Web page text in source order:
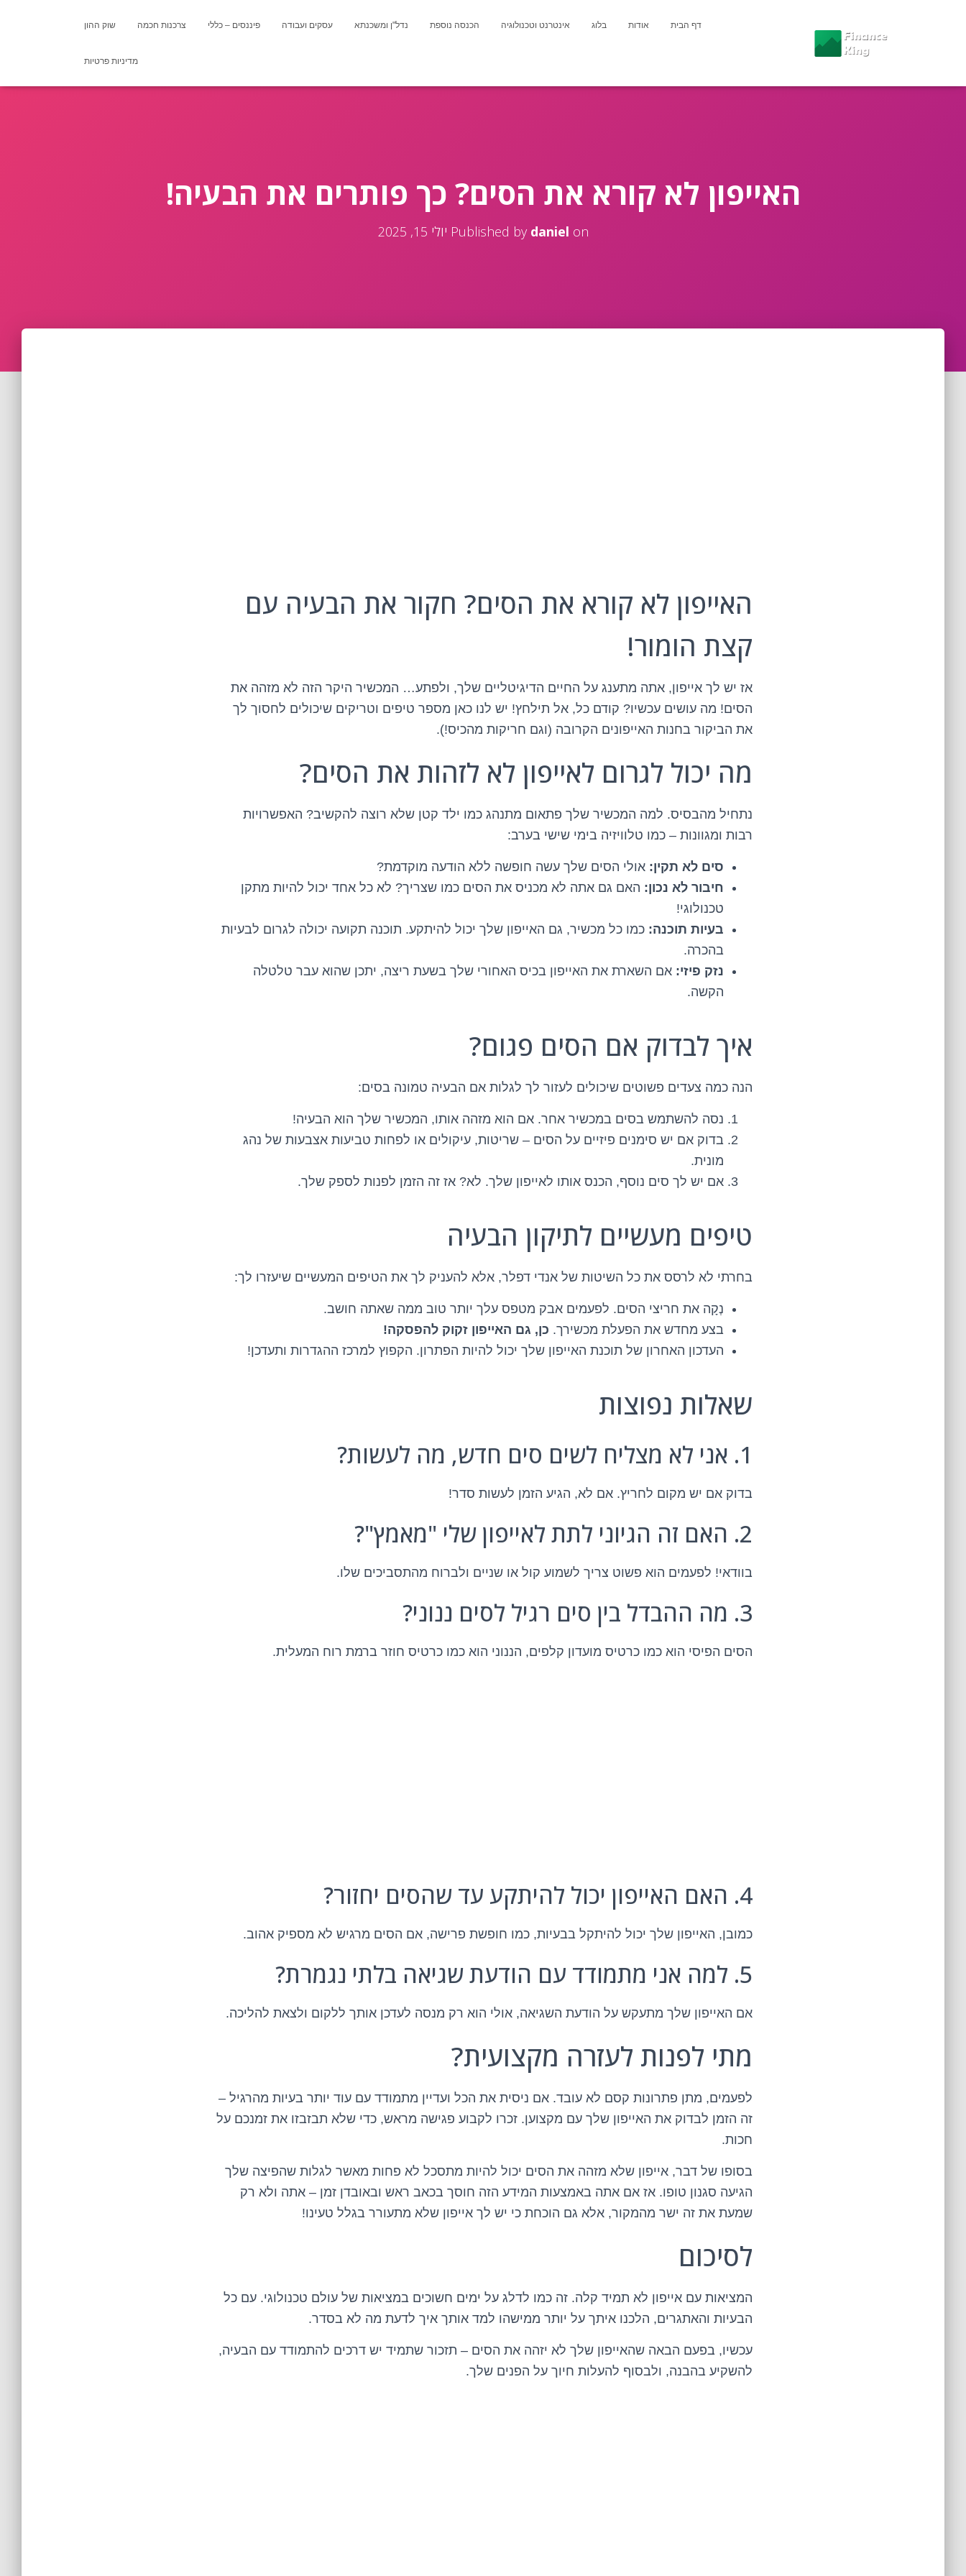
דף הבית אודות בלוג אינטרנט וטכנולוגיה הכנסה נוספת נדל"ן ומשכנתא עסקים ועבודה פיננסים – כללי צרכנות חכמה שוק ההון
מדיניות פרטיות
האייפון לא קורא את הסים? כך פותרים את הבעיה!
Published by daniel on יולי 15, 2025
האייפון לא קורא את הסים? חקור את הבעיה עם
קצת הומור!
אז יש לך אייפון, אתה מתענג על החיים הדיגיטליים שלך, ולפתע… המכשיר היקר הזה לא מזהה את
הסים! מה עושים עכשיו? קודם כל, אל תילחץ! יש לנו כאן מספר טיפים וטריקים שיכולים לחסוך לך
את הביקור בחנות האייפונים הקרובה (וגם חריקות מהכיס!).
מה יכול לגרום לאייפון לא לזהות את הסים?
נתחיל מהבסיס. למה המכשיר שלך פתאום מתנהג כמו ילד קטן שלא רוצה להקשיב? האפשרויות
רבות ומגוונות – כמו טלוויזיה בימי שישי בערב:
סים לא תקין: אולי הסים שלך עשה חופשה ללא הודעה מוקדמת?
חיבור לא נכון: האם גם אתה לא מכניס את הסים כמו שצריך? לא כל אחד יכול להיות מתקן
טכנולוגי!
בעיות תוכנה: כמו כל מכשיר, גם האייפון שלך יכול להיתקע. תוכנה תקועה יכולה לגרום לבעיות
בהכרה.
נזק פיזי: אם השארת את האייפון בכיס האחורי שלך בשעת ריצה, יתכן שהוא עבר טלטלה
הקשה.
איך לבדוק אם הסים פגום?
הנה כמה צעדים פשוטים שיכולים לעזור לך לגלות אם הבעיה טמונה בסים:
נסה להשתמש בסים במכשיר אחר. אם הוא מזהה אותו, המכשיר שלך הוא הבעיה!
בדוק אם יש סימנים פיזיים על הסים – שריטות, עיקולים או לפחות טביעות אצבעות של נהג
מונית.
אם יש לך סים נוסף, הכנס אותו לאייפון שלך. לא? אז זה הזמן לפנות לספק שלך.
טיפים מעשיים לתיקון הבעיה
בחרתי לא לרסס את כל השיטות של אנדי דפלר, אלא להעניק לך את הטיפים המעשיים שיעזרו לך:
נְקָה את חריצי הסים. לפעמים אבק מטפס עלך יותר טוב ממה שאתה חושב.
בצע מחדש את הפעלת מכשירך. כן, גם האייפון זקוק להפסקה!
העדכון האחרון של תוכנת האייפון שלך יכול להיות הפתרון. הקפוץ למרכז ההגדרות ותעדכן!
שאלות נפוצות
1. אני לא מצליח לשים סים חדש, מה לעשות?
בדוק אם יש מקום לחריץ. אם לא, הגיע הזמן לעשות סדר!
2. האם זה הגיוני לתת לאייפון שלי "מאמץ"?
בוודאי! לפעמים הוא פשוט צריך לשמוע קול או שניים ולברוח מהתסביכים שלו.
3. מה ההבדל בין סים רגיל לסים ננוני?
הסים הפיסי הוא כמו כרטיס מועדון קלפים, הננוני הוא כמו כרטיס חוזר ברמת רוח המעלית.
4. האם האייפון יכול להיתקע עד שהסים יחזור?
כמובן, האייפון שלך יכול להיתקל בבעיות, כמו חופשת פרישה, אם הסים מרגיש לא מספיק אהוב.
5. למה אני מתמודד עם הודעת שגיאה בלתי נגמרת?
אם האייפון שלך מתעקש על הודעת השגיאה, אולי הוא רק מנסה לעדכן אותך ללקום ולצאת להליכה.
מתי לפנות לעזרה מקצועית?
לפעמים, מתן פתרונות קסם לא עובד. אם ניסית את הכל ועדיין מתמודד עם עוד יותר בעיות מהרגיל –
זה הזמן לבדוק את האייפון שלך עם מקצוען. זכרו לקבוע פגישה מראש, כדי שלא תבזבזו את זמנכם על
חכות.
בסופו של דבר, אייפון שלא מזהה את הסים יכול להיות מתסכל לא פחות מאשר לגלות שהפיצה שלך
הגיעה סגנון טופו. אז אם אתה באמצעות המידע הזה חוסך בכאב ראש ובאובדן זמן – אתה ולא רק
שמעת את זה ישר מהמקור, אלא גם הוכחת כי יש לך אייפון שלא מתעורר בגלל טעינו!
לסיכום
המציאות עם אייפון לא תמיד קלה. זה כמו לדלג על ימים חשוכים במציאות של עולם טכנולוגי. עם כל
הבעיות והאתגרים, הלכנו איתך על יותר ממישהו למד אותך איך לדעת מה לא בסדר.
עכשיו, בפעם הבאה שהאייפון שלך לא יזהה את הסים – תזכור שתמיד יש דרכים להתמודד עם הבעיה,
להשקיע בהבנה, ולבסוף להעלות חיוך על הפנים שלך.